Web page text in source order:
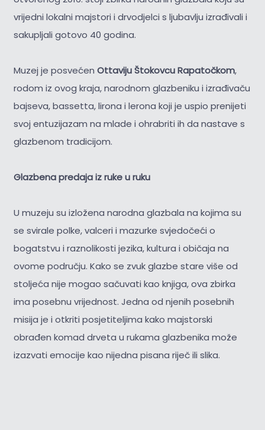
vrijedni lokalni majstori i drvodjelci s ljubavlju izrađivali i
sakupljali gotovo 40 godina.
Muzej je posvećen Ottaviju Štokovcu Rapatočkom,
rodom iz ovog kraja, narodnom glazbeniku i izrađivaču
bajseva, bassetta, lirona i lerona koji je uspio prenijeti
svoj entuzijazam na mlade i ohrabriti ih da nastave s
glazbenom tradicijom.
Glazbena predaja iz ruke u ruku
U muzeju su izložena narodna glazbala na kojima su
se svirale polke, valceri i mazurke svjedočeći o
bogatstvu i raznolikosti jezika, kultura i običaja na
ovome području. Kako se zvuk glazbe stare više od
stoljeća nije mogao sačuvati kao knjiga, ova zbirka
ima posebnu vrijednost. Jedna od njenih posebnih
misija je i otkriti posjetiteljima kako majstorski
obrađen komad drveta u rukama glazbenika može
izazvati emocije kao nijedna pisana riječ ili slika.